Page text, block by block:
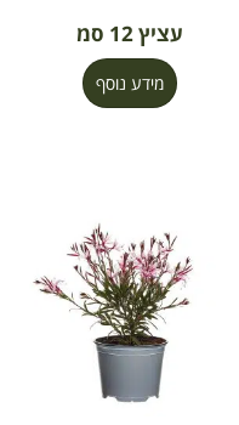
עציץ 12 סמ
מידע נוסף